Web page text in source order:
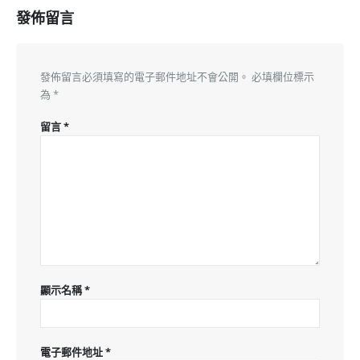
發佈留言
發佈留言必須填寫的電子郵件地址不會公開。 必填欄位標示
為 *
留言*
顯示名稱*
電子郵件地址*